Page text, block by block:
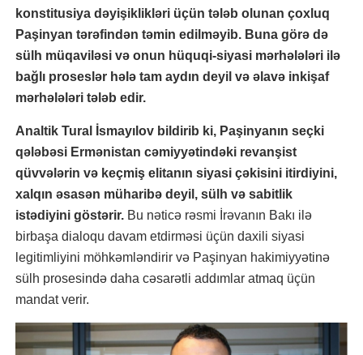
konstitusiya dəyişiklikləri üçün tələb olunan çoxluq
Paşinyan tərəfindən təmin edilməyib. Buna görə də
sülh müqaviləsi və onun hüquqi-siyasi mərhələləri ilə
bağlı proseslər hələ tam aydın deyil və əlavə inkişaf
mərhələləri tələb edir.
Analtik Tural İsmayılov bildirib ki, Paşinyanın seçki
qələbəsi Ermənistan cəmiyyətindəki revanşist
qüvvələrin və keçmiş elitanın siyasi çəkisini itirdiyini,
xalqın əsasən müharibə deyil, sülh və sabitlik
istədiyini göstərir. Bu nəticə rəsmi İrəvanın Bakı ilə
birbaşa dialoqu davam etdirməsi üçün daxili siyasi
legitimliyini möhkəmləndirir və Paşinyan hakimiyyətinə
sülh prosesində daha cəsarətli addımlar atmaq üçün
mandat verir.